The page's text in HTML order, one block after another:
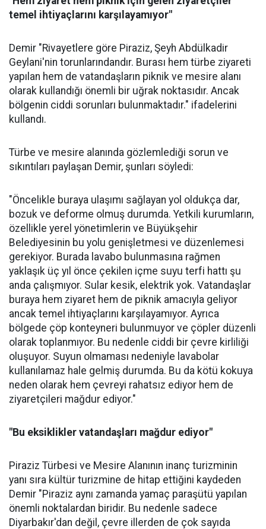
temel ihtiyaçlarını karşılayamıyor"
Demir "Rivayetlere göre Piraziz, Şeyh Abdülkadir
Geylani'nin torunlarındandır. Burası hem türbe ziyareti
yapılan hem de vatandaşların piknik ve mesire alanı
olarak kullandığı önemli bir uğrak noktasıdır. Ancak
bölgenin ciddi sorunları bulunmaktadır." ifadelerini
kullandı.
Türbe ve mesire alanında gözlemlediği sorun ve
sıkıntıları paylaşan Demir, şunları söyledi:
"Öncelikle buraya ulaşımı sağlayan yol oldukça dar,
bozuk ve deforme olmuş durumda. Yetkili kurumların,
özellikle yerel yönetimlerin ve Büyükşehir
Belediyesinin bu yolu genişletmesi ve düzenlemesi
gerekiyor. Burada lavabo bulunmasına rağmen
yaklaşık üç yıl önce çekilen içme suyu terfi hattı şu
anda çalışmıyor. Sular kesik, elektrik yok. Vatandaşlar
buraya hem ziyaret hem de piknik amacıyla geliyor
ancak temel ihtiyaçlarını karşılayamıyor. Ayrıca
bölgede çöp konteyneri bulunmuyor ve çöpler düzenli
olarak toplanmıyor. Bu nedenle ciddi bir çevre kirliliği
oluşuyor. Suyun olmaması nedeniyle lavabolar
kullanılamaz hale gelmiş durumda. Bu da kötü kokuya
neden olarak hem çevreyi rahatsız ediyor hem de
ziyaretçileri mağdur ediyor."
"Bu eksiklikler vatandaşları mağdur ediyor"
Piraziz Türbesi ve Mesire Alanının inanç turizminin
yanı sıra kültür turizmine de hitap ettiğini kaydeden
Demir "Piraziz aynı zamanda yamaç paraşütü yapılan
önemli noktalardan biridir. Bu nedenle sadece
Diyarbakır'dan değil, çevre illerden de çok sayıda